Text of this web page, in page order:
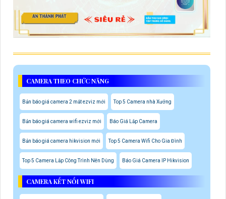
CAMERA THEO CHỨC NĂNG
Bản báo giá camera 2 mắt ezviz mới Top 5 Camera nhà Xưởng
Bản báo giá camera wifi ezviz mới Báo Giá Lắp Camera
Bản báo giá camera hikvision mới Top 5 Camera Wifi Cho Gia Đình
Top 5 Camera Lắp Công Trình Nên Dùng Báo Giá Camera IP Hikvision
CAMERA KẾT NỐI WIFI